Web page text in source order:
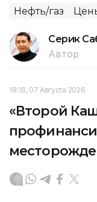
Нефть/газ
Серик
Автор
18:16, 07 Августа 2026
«Второй